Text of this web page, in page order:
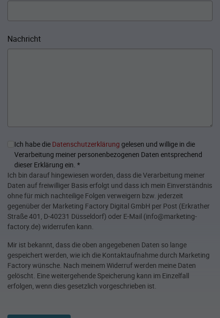
Nachricht
Ich habe die Datenschutzerklärung gelesen und willige in die
Verarbeitung meiner personenbezogenen Daten entsprechend
dieser Erklärung ein. *
Ich bin darauf hingewiesen worden, dass die Verarbeitung meiner
Daten auf freiwilliger Basis erfolgt und dass ich mein Einverständnis
ohne für mich nachteilige Folgen verweigern bzw. jederzeit
gegenüber der Marketing Factory Digital GmbH per Post (Erkrather
Straße 401, D-40231 Düsseldorf) oder E-Mail (info@marketing-
factory.de) widerrufen kann.
Mir ist bekannt, dass die oben angegebenen Daten so lange
gespeichert werden, wie ich die Kontaktaufnahme durch Marketing
Factory wünsche. Nach meinem Widerruf werden meine Daten
gelöscht. Eine weitergehende Speicherung kann im Einzelfall
erfolgen, wenn dies gesetzlich vorgeschrieben ist.